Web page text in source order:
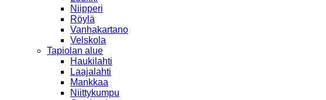
Niipperi
Röylä
Vanhakartano
Velskola
Tapiolan alue
Haukilahti
Laajalahti
Mankkaa
Niittykumpu